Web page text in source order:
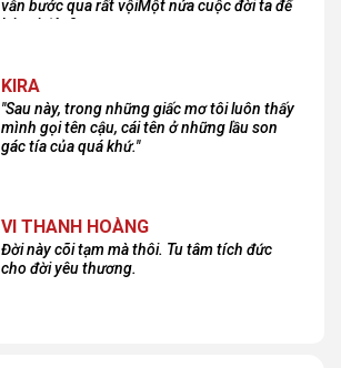
vẫn bước qua rất vộiMột nửa cuộc đời ta để
lại nơi đâu?
KIRA
"Sau này, trong những giấc mơ tôi luôn thấy
mình gọi tên cậu, cái tên ở những lầu son
gác tía của quá khứ."
VI THANH HOÀNG
Đời này cõi tạm mà thôi. Tu tâm tích đức
cho đời yêu thương.